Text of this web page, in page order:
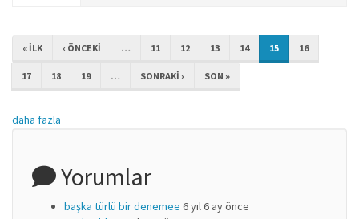
« ILK ‹ ÖNCEKI … 11 12 13 14 15 16
17 18 19 … SONRAKI › SON »
daha fazla
Yorumlar
başka türlü bir denemee 6 yıl 6 ay önce